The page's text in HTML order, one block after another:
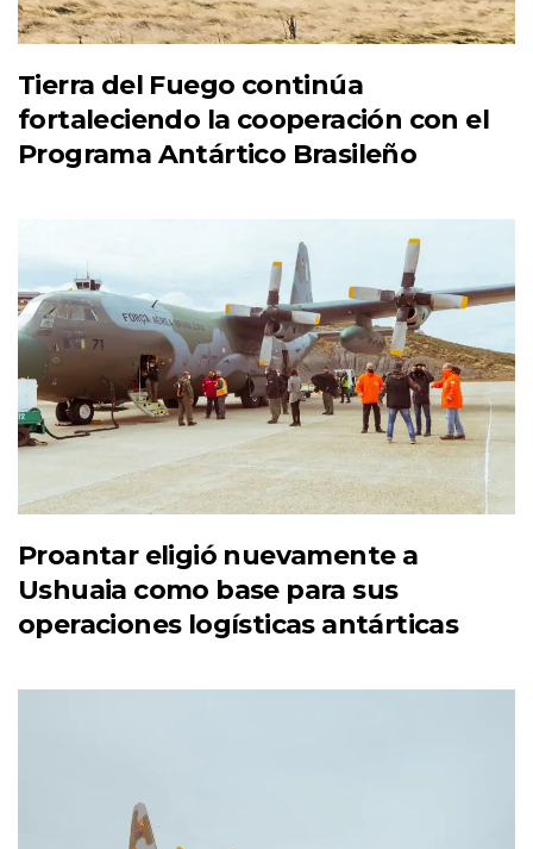
Tierra del Fuego continúa
fortaleciendo la cooperación con el
Programa Antártico Brasileño
Proantar eligió nuevamente a
Ushuaia como base para sus
operaciones logísticas antárticas